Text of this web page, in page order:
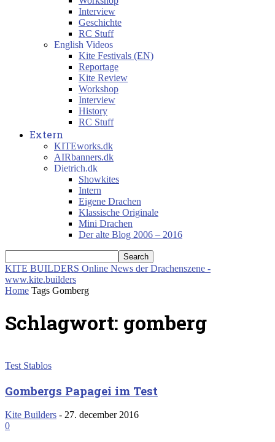
Interview
Geschichte
RC Stuff
English Videos
Kite Festivals (EN)
Reportage
Kite Review
Workshop
Interview
History
RC Stuff
Extern
KITEworks.dk
AIRbanners.dk
Dietrich.dk
Showkites
Intern
Eigene Drachen
Klassische Originale
Mini Drachen
Der alte Blog 2006 – 2016
KITE BUILDERS Online News der Drachenszene -
www.kite.builders
Home Tags Gomberg
Schlagwort: gomberg
Test Stablos
Gombergs Papagei im Test
Kite Builders - 27. december 2016
0